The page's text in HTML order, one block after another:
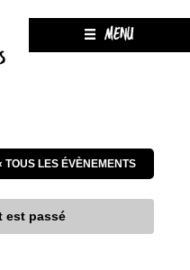
MENU
TOUS LES ÉVÈNEMENTS
est passé